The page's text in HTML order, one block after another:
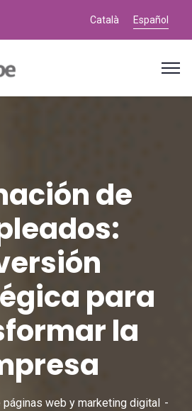
Català Español
de
para
la
web y marketing digital